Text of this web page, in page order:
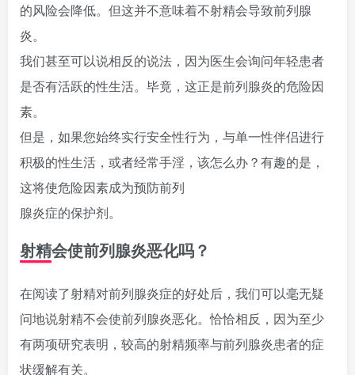
的风险会降低。但这并不意味着不射精会导致前列腺
炎。
我们甚至可以说相反的说法，因为医生会询问年轻患者
是否有活跃的性生活。毕竟，这正是前列腺炎的危险因
素。
但是，如果您始终实行安全性行为，与单一性伴侣进行
积极的性生活，或者经常手淫，该怎么办？有趣的是，
这将使危险因素成为预防前列
腺炎症的保护剂。
射精会使前列腺炎恶化吗？
在阅读了射精对前列腺炎症的好处后，我们可以毫无疑
问地说射精不会使前列腺炎恶化。恰恰相反，因为至少
有两项研究表明，较高的射精频率与前列腺炎患者的症
状缓解有关。